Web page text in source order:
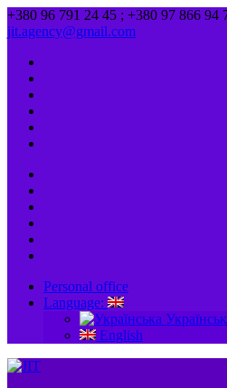
+380 96 791 24 45 ; +380 97 866 94
jit.agency@gmail.com
Personal office
Language:
English